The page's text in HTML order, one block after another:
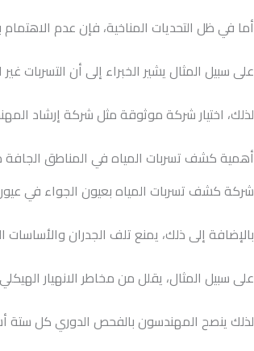
أما في ظل التحديات المناخية، فإن عدم
على سبيل المثال يشير الخبراء إلى أن التسربات غير المكتشفة
لذلك، اختيار شركة موثوقة مثل شركة إرشاد
أهمية كشف تسربات المياه في المناطق الجافة
شركة كشف تسربات المياه بعيون الجواء في عيون
بالإضافة إلى ذلك، يمنع تلف الجدران
على سبيل المثال، يقلل من مخاطر الانهيار الهيكلي
لذلك ينصح المهندسون بالفحص الدوري كل ستة